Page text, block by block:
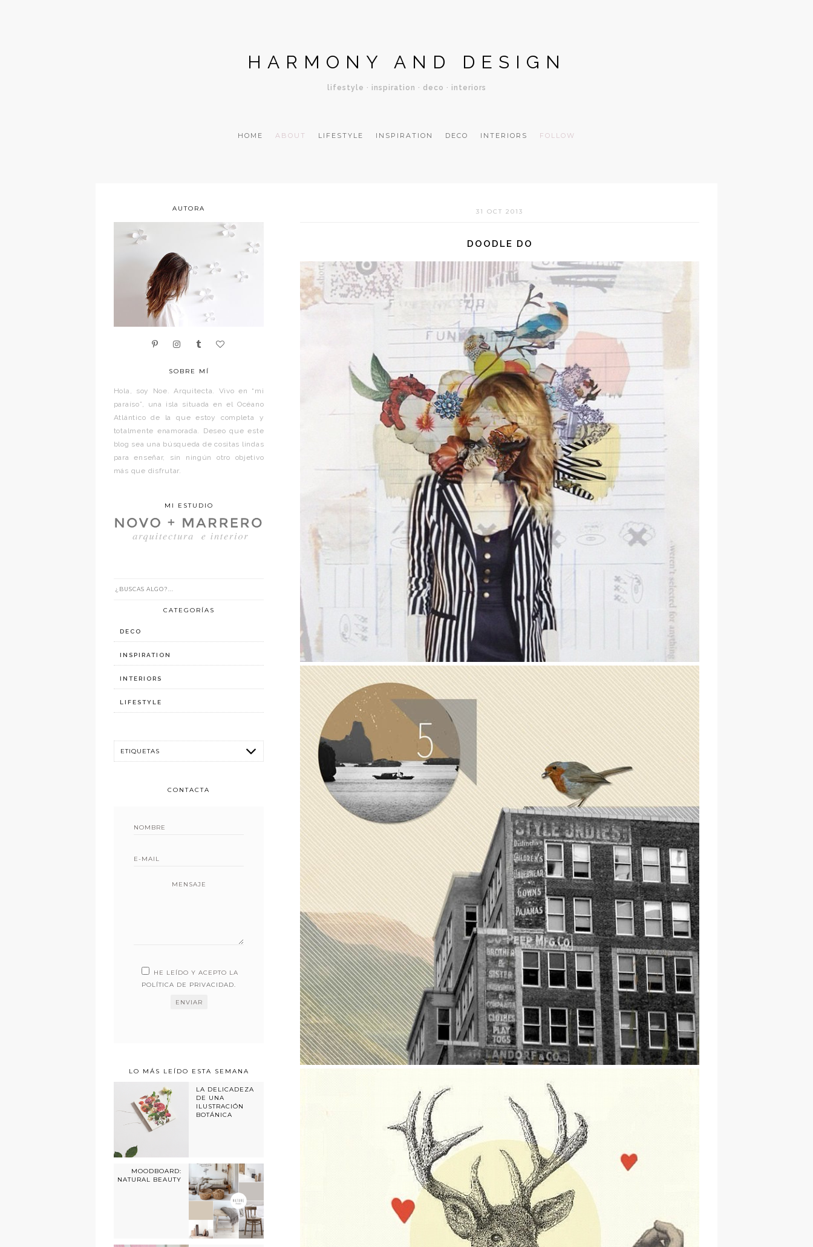
HARMONY AND DESIGN
lifestyle · inspiration · deco · interiors
HOME ABOUT LIFESTYLE INSPIRATION DECO INTERIORS FOLLOW
31 OCT 2013
DOODLE DO
AUTORA
SOBRE MÍ
Hola, soy Noe. Arquitecta. Vivo en “mi
paraíso”, una isla situada en el Océano
Atlántico de la que estoy completa y
totalmente enamorada. Deseo que este
blog sea una búsqueda de cositas lindas
para enseñar, sin ningún otro objetivo
más que disfrutar.
MI ESTUDIO
CATEGORÍAS
DECO
INSPIRATION
INTERIORS
LIFESTYLE
CONTACTA
MENSAJE
HE LEÍDO Y ACEPTO LA
POLÍTICA DE PRIVACIDAD.
LO MÁS LEÍDO ESTA SEMANA
LA DELICADEZA
DE UNA
ILUSTRACIÓN
BOTÁNICA
MOODBOARD:
NATURAL BEAUTY